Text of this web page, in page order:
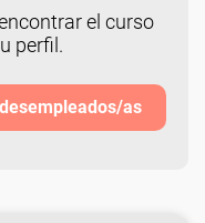
el curso
perfil.
as